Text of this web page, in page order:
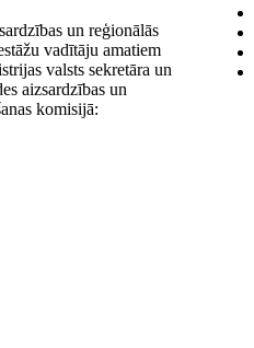
un reģionālās
vadītāju amatiem
valsts sekretāra un
aizsardzības un
komisijā: